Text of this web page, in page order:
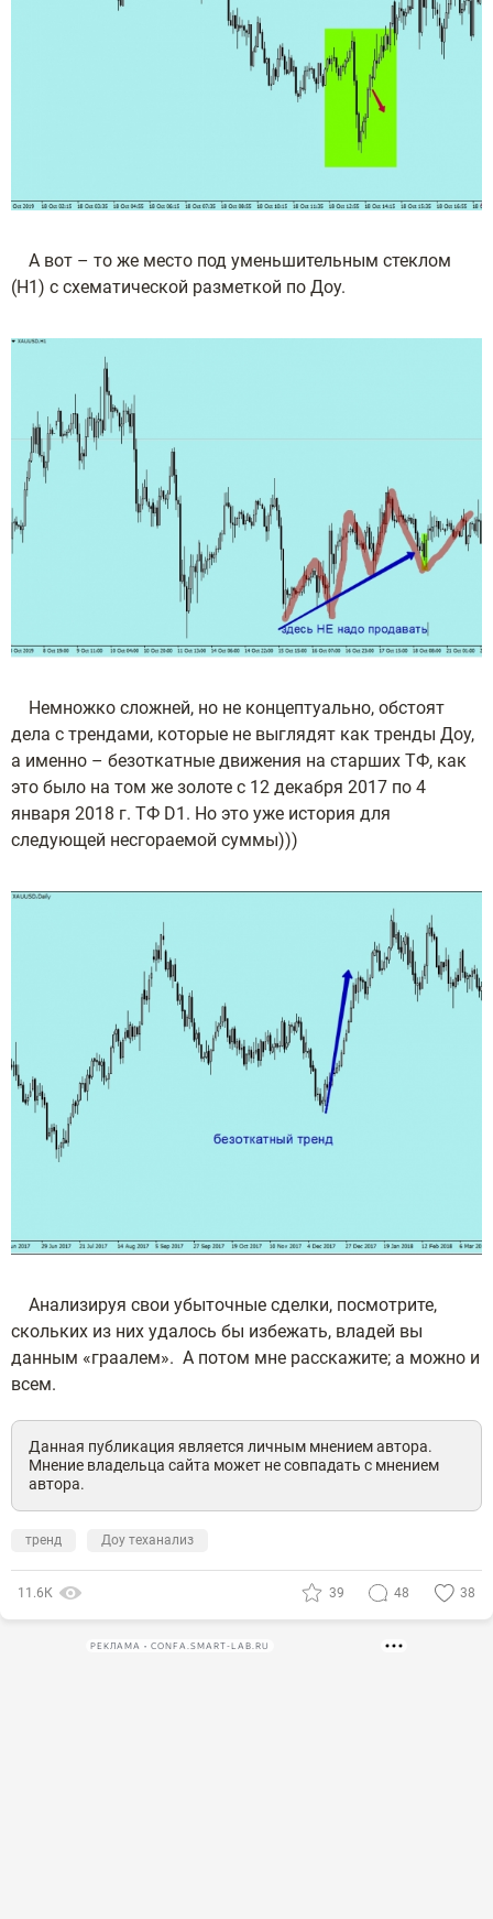
А вот – то же место под уменьшительным стеклом
(Н1) с схематической разметкой по Доу.
Немножко сложней, но не концептуально, обстоят
дела с трендами, которые не выглядят как тренды Доу,
а именно – безоткатные движения на старших ТФ, как
это было на том же золоте с 12 декабря 2017 по 4
января 2018 г. ТФ D1. Но это уже история для
следующей несгораемой суммы)))
Анализируя свои убыточные сделки, посмотрите,
скольких из них удалось бы избежать, владей вы
данным «граалем». А потом мне расскажите; а можно и
всем.
Данная публикация является личным мнением автора.
Мнение владельца сайта может не совпадать с мнением
автора.
тренд Доу теханализ
11.6К 39 48 38
РЕКЛАМА • CONFA.SMART-LAB.RU